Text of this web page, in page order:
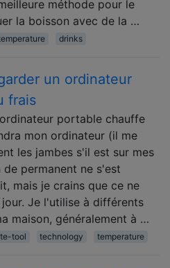
méthode pour le
la boisson avec de la …
drinks
un ordinateur
frais
portable chauffe
mon ordinateur (il me
les jambes s'il est sur mes
de permanent ne s'est
mais je crains que ce ne
Je l'utilise à différents
maison, généralement à …
tool technology temperature